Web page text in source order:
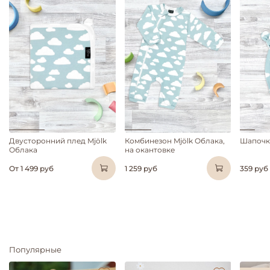
Двусторонний плед Mjölk
Облака
От 1 499 руб
Комбинезон Mjölk Облака,
на окантовке
1 259 руб 359 руб
Популярные